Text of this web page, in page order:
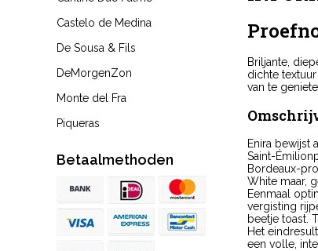
Castelo de Medina
De Sousa & Fils
DeMorgenZon
Monte del Fra
Piqueras
Betaalmethoden
Briljante,
dichte
van te
Enira bewijst
Saint-
Bordeaux-
White maar,
Eenmaal
vergisting
beetje toast.
Het
een volle,